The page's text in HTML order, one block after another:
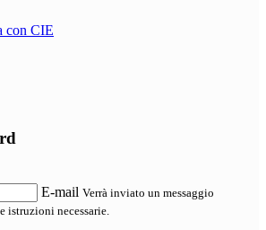
con CIE
E-mail Verrà inviato un messaggio
istruzioni necessarie.